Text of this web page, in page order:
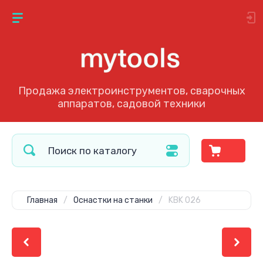
Продажа электроинструментов, сварочных
аппаратов, садовой техники
Главная / Оснастки на станки / KBK 026